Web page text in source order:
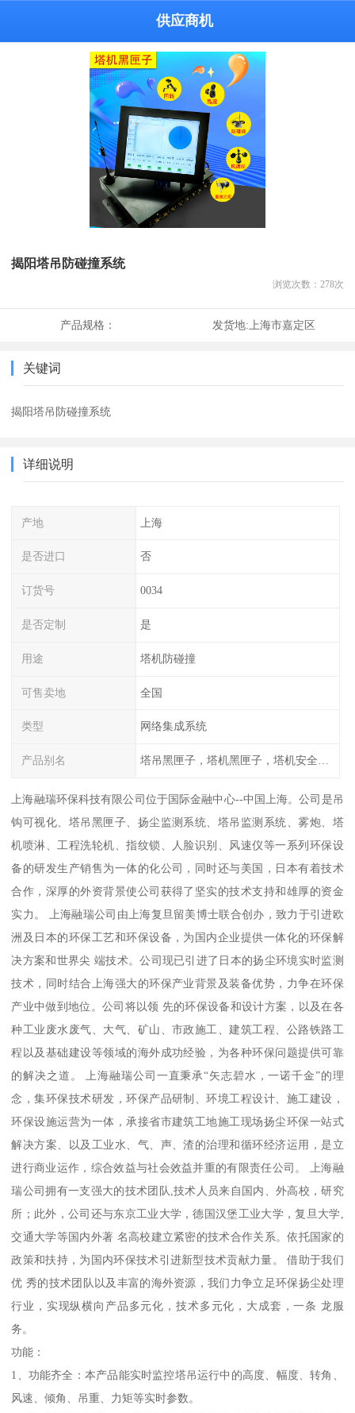
供应商机
揭阳塔吊防碰撞系统
浏览次数： 278次
产品规格： 发货地:上海市嘉定区
关键词
揭阳塔吊防碰撞系统
详细说明
产地 上海
是否进口 否
订货号 0034
是否定制 是
用途 塔机防碰撞
可售卖地 全国
类型 网络集成系统
产品别名 塔吊黑匣子，塔机黑匣子，塔机安全管理系统
上海融瑞环保科技有限公司位于国际金融中心--中国上海。公司是吊
钩可视化、塔吊黑匣子、扬尘监测系统、塔吊监测系统、雾炮、塔
机喷淋、工程洗轮机、指纹锁、人脸识别、风速仪等一系列环保设
备的研发生产销售为一体的化公司，同时还与美国，日本有着技术
合作，深厚的外资背景使公司获得了坚实的技术支持和雄厚的资金
实力。 上海融瑞公司由上海复旦留美博士联合创办，致力于引进欧
洲及日本的环保工艺和环保设备，为国内企业提供一体化的环保解
决方案和世界尖 端技术。公司现已引进了日本的扬尘环境实时监测
技术，同时结合上海强大的环保产业背景及装备优势，力争在环保
产业中做到地位。公司将以领 先的环保设备和设计方案，以及在各
种工业废水废气、大气、矿山、市政施工、建筑工程、公路铁路工
程以及基础建设等领域的海外成功经验，为各种环保问题提供可靠
的解决之道。 上海融瑞公司一直秉承“矢志碧水，一诺千金”的理
念，集环保技术研发，环保产品研制、环境工程设计、施工建设，
环保设施运营为一体，承接省市建筑工地施工现场扬尘环保一站式
解决方案、以及工业水、气、声、渣的治理和循环经济运用，是立
进行商业运作，综合效益与社会效益并重的有限责任公司。 上海融
瑞公司拥有一支强大的技术团队,技术人员来自国内、外高校，研究
所；此外，公司还与东京工业大学，德国汉堡工业大学，复旦大学,
交通大学等国内外著 名高校建立紧密的技术合作关系。依托国家的
政策和扶持，为国内环保技术引进新型技术贡献力量。 借助于我们
优 秀的技术团队以及丰富的海外资源，我们力争立足环保扬尘处理
行业，实现纵横向产品多元化，技术多元化，大成套，一条 龙服
务。
功能：
1、功能齐全：本产品能实时监控塔吊运行中的高度、幅度、转角、
风速、倾角、吊重、力矩等实时参数。